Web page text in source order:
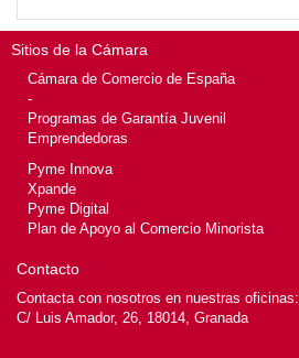
Sitios de la Cámara
Cámara de Comercio de España
-
Programas de Garantía Juvenil
Emprendedoras
Pyme Innova
Xpande
Pyme Digital
Plan de Apoyo al Comercio Minorista
Contacto
Contacta con nosotros en nuestras oficinas:
C/ Luis Amador, 26, 18014, Granada